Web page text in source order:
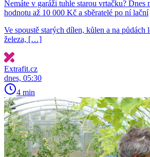
Nemáte v garáži tuhle starou vrtačku? Dnes
hodnotu až 10 000 Kč a sběratelé po ní lační
Ve spoustě starých dílen, kůlen a na půdách
železa, […]
Extrafit.cz
dnes, 05:30
4 min